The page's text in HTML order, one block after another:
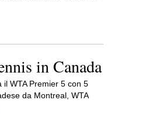
in Canada
il WTA Premier 5 con 5
da Montreal, WTA